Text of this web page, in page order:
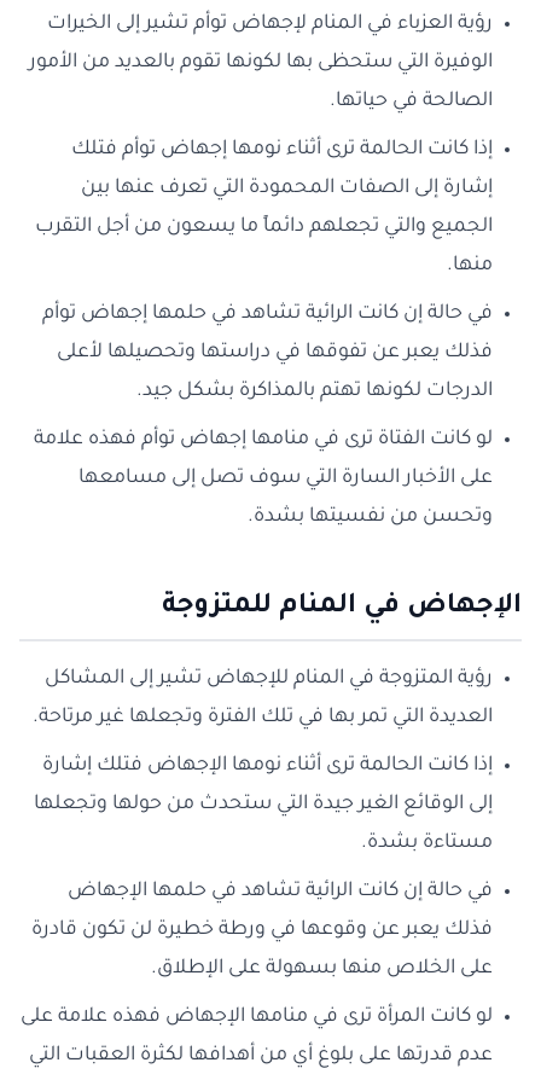
رؤية العزباء في المنام لإجهاض توأم تشير إلى الخيرات
الوفيرة التي ستحظى بها لكونها تقوم بالعديد من الأمور
الصالحة في حياتها.
إذا كانت الحالمة ترى أثناء نومها إجهاض توأم فتلك
إشارة إلى الصفات المحمودة التي تعرف عنها بين
الجميع والتي تجعلهم دائماً ما يسعون من أجل التقرب
منها.
في حالة إن كانت الرائية تشاهد في حلمها إجهاض توأم
فذلك يعبر عن تفوقها في دراستها وتحصيلها لأعلى
الدرجات لكونها تهتم بالمذاكرة بشكل جيد.
لو كانت الفتاة ترى في منامها إجهاض توأم فهذه علامة
على الأخبار السارة التي سوف تصل إلى مسامعها
وتحسن من نفسيتها بشدة.
الإجهاض في المنام للمتزوجة
رؤية المتزوجة في المنام للإجهاض تشير إلى المشاكل
العديدة التي تمر بها في تلك الفترة وتجعلها غير مرتاحة.
إذا كانت الحالمة ترى أثناء نومها الإجهاض فتلك إشارة
إلى الوقائع الغير جيدة التي ستحدث من حولها وتجعلها
مستاءة بشدة.
في حالة إن كانت الرائية تشاهد في حلمها الإجهاض
فذلك يعبر عن وقوعها في ورطة خطيرة لن تكون قادرة
على الخلاص منها بسهولة على الإطلاق.
لو كانت المرأة ترى في منامها الإجهاض فهذه علامة على
عدم قدرتها على بلوغ أي من أهدافها لكثرة العقبات التي